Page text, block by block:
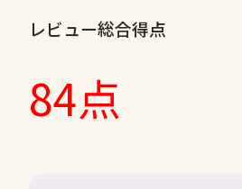
レビュー総合得点
84点